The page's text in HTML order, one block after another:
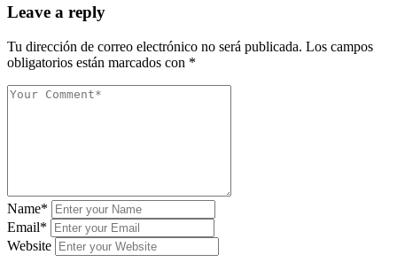
Leave a reply
Tu dirección de correo electrónico no será publicada. Los campos
obligatorios están marcados con *
Name*
Email*
Website